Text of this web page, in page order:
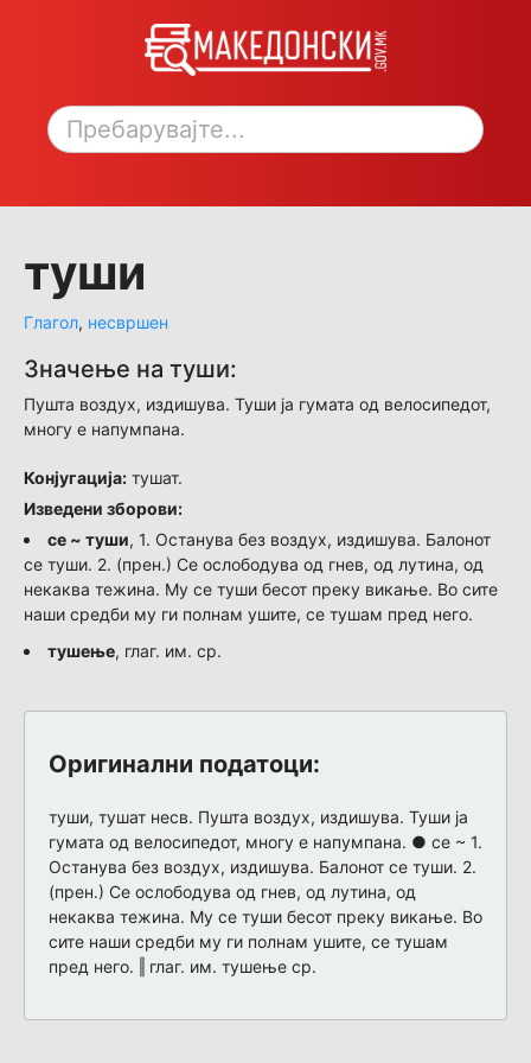
Toggle sidebar
туши
Глагол, несвршен
Значење на туши:
Пушта воздух, издишува. Туши ја гумата од велосипедот,
многу е напумпана.
Конјугација: тушат.
Изведени зборови:
се ~ туши, 1. Останува без воздух, издишува. Балонот
се туши. 2. (прен.) Се ослободува од гнев, од лутина, од
некаква тежина. Му се туши бесот преку викање. Во сите
наши средби му ги полнам ушите, се тушам пред него.
тушење, глаг. им. ср.
Оригинални податоци:
туши, тушат несв. Пушта воздух, издишува. Туши ја
гумата од велосипедот, многу е напумпана. ● се ~ 1.
Останува без воздух, издишува. Балонот се туши. 2.
(прен.) Се ослободува од гнев, од лутина, од
некаква тежина. Му се туши бесот преку викање. Во
сите наши средби му ги полнам ушите, се тушам
пред него. ‖ глаг. им. тушење ср.